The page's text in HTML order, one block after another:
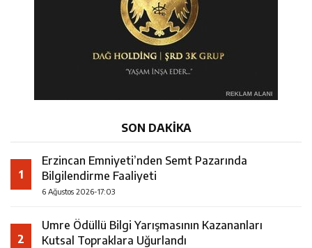
SON DAKİKA
1
Erzincan Emniyeti’nden Semt Pazarında
Bilgilendirme Faaliyeti
6 Ağustos 2026-17:03
2
Umre Ödüllü Bilgi Yarışmasının Kazananları
Kutsal Topraklara Uğurlandı